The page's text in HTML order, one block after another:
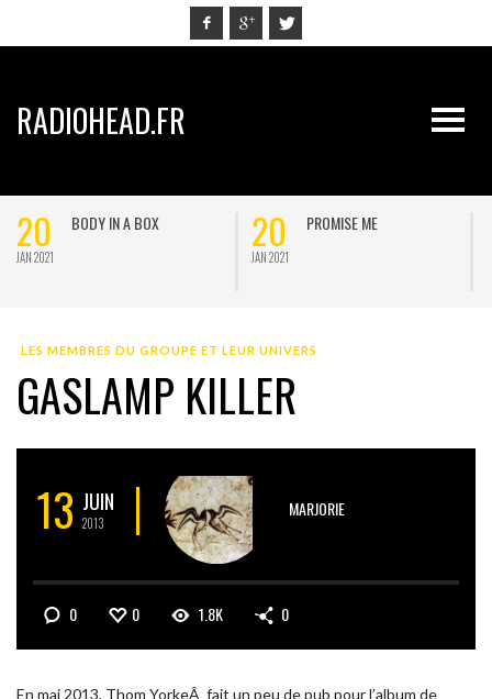
RADIOHEAD.FR
20
JAN 2021
BODY IN A BOX 20
JAN 2021
PROMISE ME
LES MEMBRES DU GROUPE ET LEUR UNIVERS
GASLAMP KILLER
13 JUIN
2013
MARJORIE
0 0 1.8K 0
En mai 2013, Thom YorkeÂ fait un peu de pub pour l’album de